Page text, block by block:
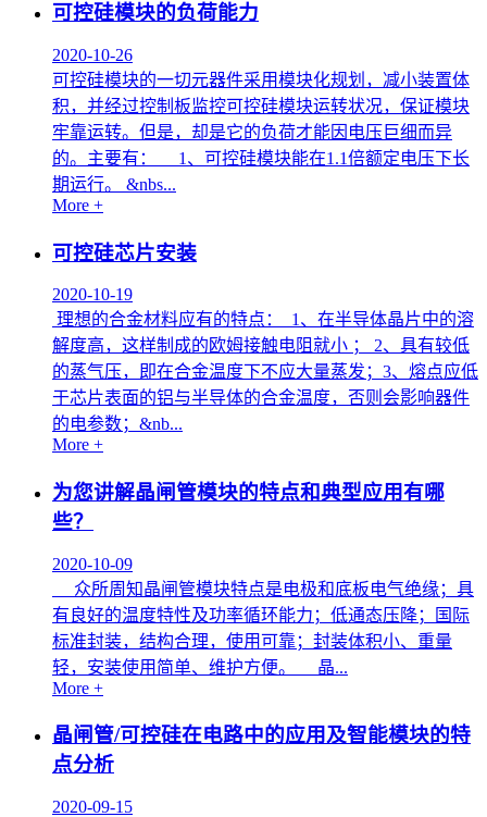
可控硅模块的负荷能力
2020-10-26
可控硅模块的一切元器件采用模块化规划，减小装置体
积，并经过控制板监控可控硅模块运转状况，保证模块
牢靠运转。但是，却是它的负荷才能因电压巨细而异
的。主要有： 1、可控硅模块能在1.1倍额定电压下长
期运行。 &nbs...
More +
可控硅芯片安装
2020-10-19
理想的合金材料应有的特点： 1、在半导体晶片中的溶
解度高，这样制成的欧姆接触电阻就小 ； 2、具有较低
的蒸气压，即在合金温度下不应大量蒸发；3、熔点应低
于芯片表面的铝与半导体的合金温度，否则会影响器件
的电参数；&nb...
More +
为您讲解晶闸管模块的特点和典型应用有哪
些？
2020-10-09
众所周知晶闸管模块特点是电极和底板电气绝缘；具
有良好的温度特性及功率循环能力；低通态压降；国际
标准封装，结构合理，使用可靠；封装体积小、重量
轻，安装使用简单、维护方便。 晶...
More +
晶闸管/可控硅在电路中的应用及智能模块的特
点分析
2020-09-15